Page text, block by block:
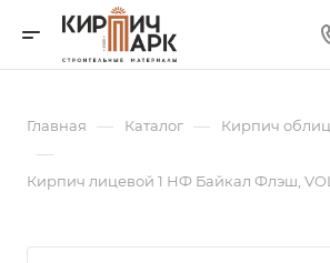
Главная — Каталог — Кирпич
—
Кирпич лицевой 1 НФ Байкал Флэш,